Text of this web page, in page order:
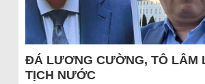
ĐÁ LƯƠNG CƯỜNG, TÔ LÂM
TỊCH NƯỚC